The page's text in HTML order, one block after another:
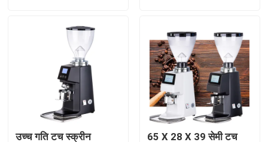
कॉफी बीन ग्राइंडर
गड़गड़ाहट कॉफी की चक्की
उच्च गति टच स्क्रीन 65 X 28 X 39 सेमी टच